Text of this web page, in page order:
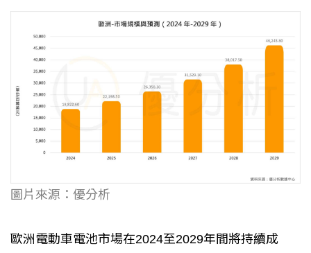
圖片來源：優分析
歐洲電動車電池市場在2024至2029年間將持續成